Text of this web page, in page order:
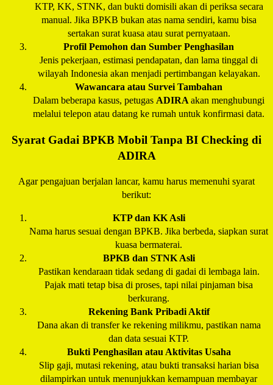
KTP, KK, STNK, dan bukti domisili akan di periksa secara
manual. Jika BPKB bukan atas nama sendiri, kamu bisa
sertakan surat kuasa atau surat pernyataan.
Profil Pemohon dan Sumber Penghasilan
Jenis pekerjaan, estimasi pendapatan, dan lama tinggal di
wilayah Indonesia akan menjadi pertimbangan kelayakan.
Wawancara atau Survei Tambahan
Dalam beberapa kasus, petugas ADIRA akan menghubungi
melalui telepon atau datang ke rumah untuk konfirmasi data.
Syarat Gadai BPKB Mobil Tanpa BI Checking di
ADIRA
Agar pengajuan berjalan lancar, kamu harus memenuhi syarat
berikut:
KTP dan KK Asli
Nama harus sesuai dengan BPKB. Jika berbeda, siapkan surat
kuasa bermaterai.
BPKB dan STNK Asli
Pastikan kendaraan tidak sedang di gadai di lembaga lain.
Pajak mati tetap bisa di proses, tapi nilai pinjaman bisa
berkurang.
Rekening Bank Pribadi Aktif
Dana akan di transfer ke rekening milikmu, pastikan nama
dan data sesuai KTP.
Bukti Penghasilan atau Aktivitas Usaha
Slip gaji, mutasi rekening, atau bukti transaksi harian bisa
dilampirkan untuk menunjukkan kemampuan membayar